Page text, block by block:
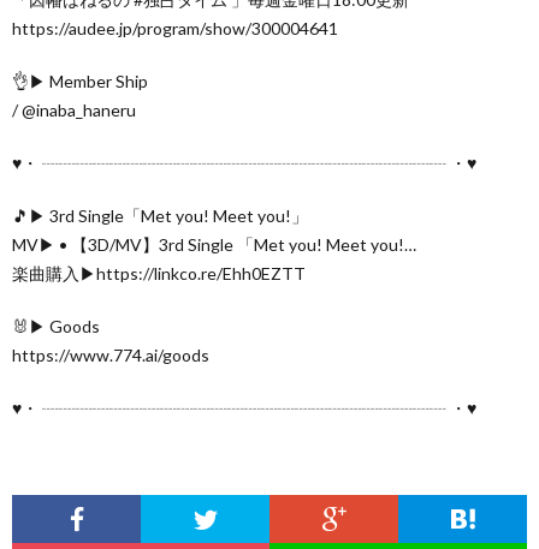
https://audee.jp/program/show/300004641
👌▶ Member Ship
/ @inaba_haneru
♥・ ┈┈┈┈┈┈┈┈┈┈┈┈┈┈┈┈┈┈┈┈┈┈┈┈ ・♥
🎵▶ 3rd Single「Met you! Meet you!」
MV▶ • 【3D/MV】3rd Single 「Met you! Meet you!…
楽曲購入▶https://linkco.re/Ehh0EZTT
🐰▶ Goods
https://www.774.ai/goods
♥・ ┈┈┈┈┈┈┈┈┈┈┈┈┈┈┈┈┈┈┈┈┈┈┈┈ ・♥